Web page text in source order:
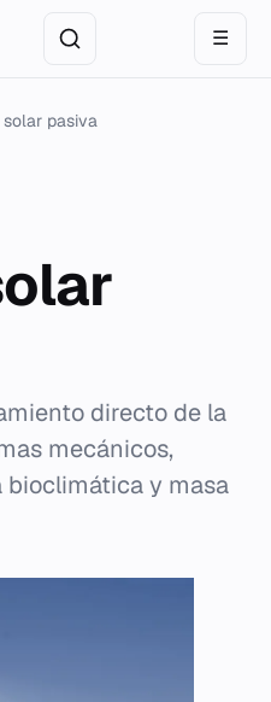
☰
solar pasiva
directo de la
mecánicos,
y masa